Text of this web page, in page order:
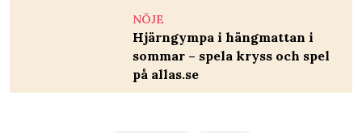
NÖJE
Hjärngympa i hängmattan i
sommar – spela kryss och spel
på allas.se